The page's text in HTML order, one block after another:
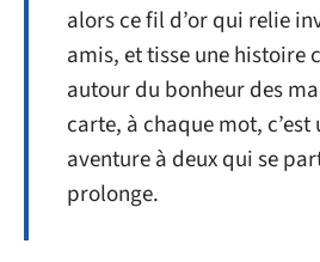
alors ce fil d’or qui relie
amis, et tisse une histoire
autour du bonheur des
carte, à chaque mot,
aventure à deux qui se
prolonge.